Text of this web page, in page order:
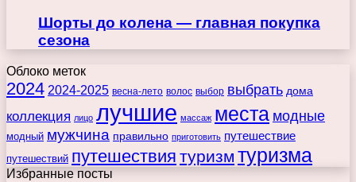
Шорты до колена — главная покупка
сезона
Облоко меток
2024 2024-2025 весна-лето волос выбор выбрать дома
коллекция лицо лучшие массаж места модные
модный мужчина правильно приготовить путешествие
путешествий путешествия туризм туризма
Избранные посты